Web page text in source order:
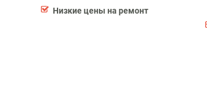
Низкие цены на ремонт